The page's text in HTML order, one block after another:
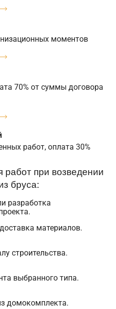
моментов
70% от суммы договора
работ, оплата 30%
при возведении
бруса:
разработка
материалов.
строительства.
выбранного типа.
домокомплекта.